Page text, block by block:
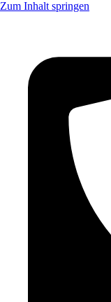
Zum Inhalt springen